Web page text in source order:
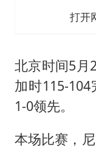
打开
北京时间5月
加时115-
1-0领先。
本场比赛，